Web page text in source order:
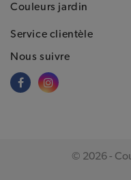
Couleurs jardin
Service clientèle
Nous suivre
© 2026 -